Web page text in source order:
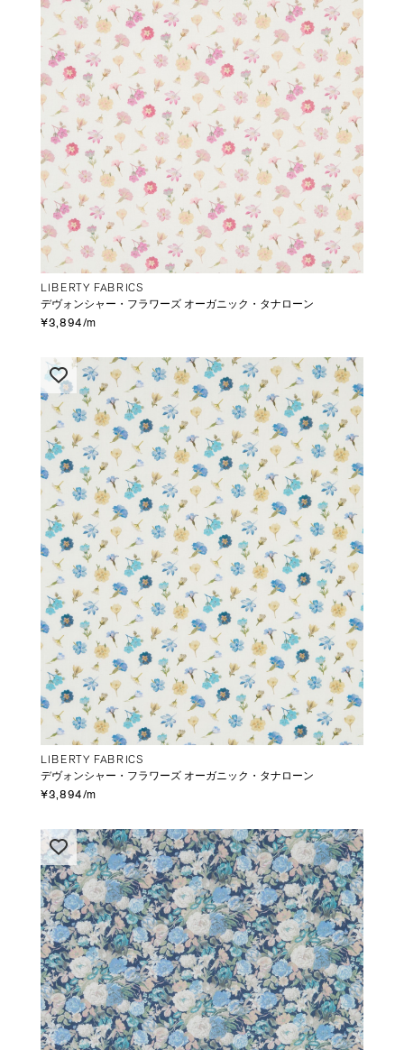
LIBERTY FABRICS
デヴォンシャー・フラワーズ オーガニック・タナローン
¥3,894/m
LIBERTY FABRICS
デヴォンシャー・フラワーズ オーガニック・タナローン
¥3,894/m